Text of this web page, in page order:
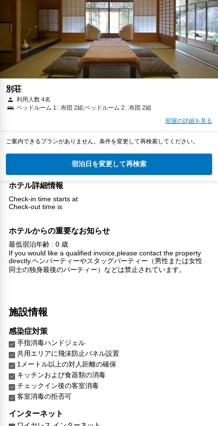
別荘
利用人数 4名
ベッドルーム 1: :布団 2組;ベッドルーム 2: :布団 2組
部屋の詳細を見る
ご案内できるプランがありません。条件を変更して再検索してください。
宿泊日を変更して再検索
ホテル詳細情報
Check-in time starts at
Check-out time is
ホテルからの重要なお知らせ
最低宿泊年齢 : 0 歳
If you would like a qualified invoice,please contact the property
directly.ヘンパーティーやスタッグパーティー（男性または女性
同士の独身最後のパーティー）などは禁止されています。
施設情報
感染症対策
手指消毒ハンドジェル
共用エリアに飛沫防止パネル設置
1メートル以上の対人距離の確保
キッチンおよび食器類の消毒
チェックイン後の客室消毒
客室消毒の拒否可
インターネット